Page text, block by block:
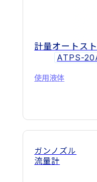
計量オートス
ATPS-
使用液体
ガンノズル
流量計